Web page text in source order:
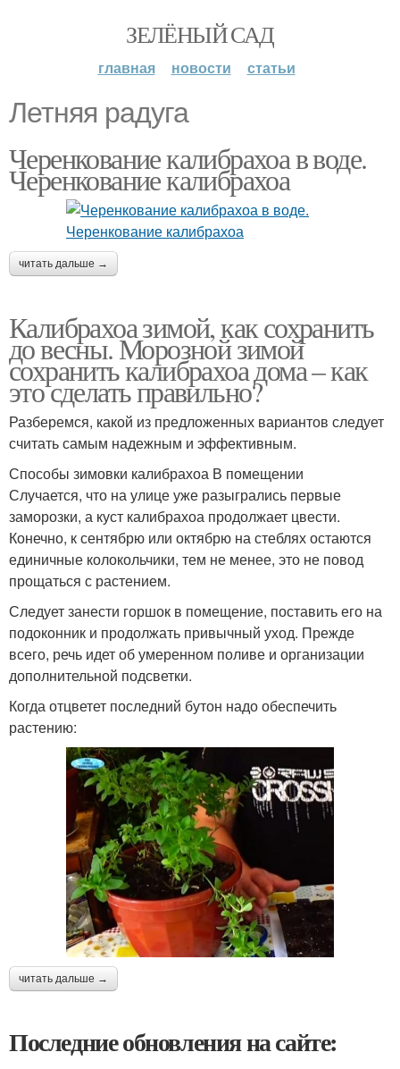
ЗЕЛЁНЫЙ САД
главная новости статьи
Летняя радуга
Черенкование калибрахоа в воде.
Черенкование калибрахоа
читать дальше →
Калибрахоа зимой, как сохранить
до весны. Морозной зимой
сохранить калибрахоа дома – как
это сделать правильно?
Разберемся, какой из предложенных вариантов следует
считать самым надежным и эффективным.
Способы зимовки калибрахоа В помещении
Случается, что на улице уже разыгрались первые
заморозки, а куст калибрахоа продолжает цвести.
Конечно, к сентябрю или октябрю на стеблях остаются
единичные колокольчики, тем не менее, это не повод
прощаться с растением.
Следует занести горшок в помещение, поставить его на
подоконник и продолжать привычный уход. Прежде
всего, речь идет об умеренном поливе и организации
дополнительной подсветки.
Когда отцветет последний бутон надо обеспечить
растению:
читать дальше →
Последние обновления на сайте: